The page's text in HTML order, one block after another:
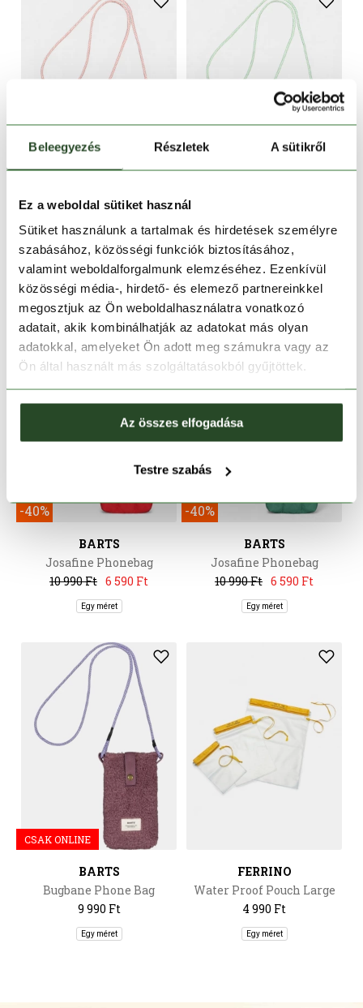
Beleegyezés Részletek A sütikről
Ez a weboldal sütiket használ
Sütiket használunk a tartalmak és hirdetések személyre
szabásához, közösségi funkciók biztosításához,
valamint weboldalforgalmunk elemzéséhez. Ezenkívül
közösségi média-, hirdető- és elemező partnereinkkel
megosztjuk az Ön weboldalhasználatra vonatkozó
adatait, akik kombinálhatják az adatokat más olyan
adatokkal, amelyeket Ön adott meg számukra vagy az
Ön által használt más szolgáltatásokból gyűjtöttek.
Az összes elfogadása
Testre szabás
CSAK ONLINE
Bugbane Phone Bag
10 990 Ft 6 590 Ft
Bugbane Phone Bag
10 990 Ft 6 590 Ft
-40%
BARTS
Josafine Phonebag
10 990 Ft 6 590 Ft
Egy méret
-40%
BARTS
Josafine Phonebag
10 990 Ft 6 590 Ft
Egy méret
CSAK ONLINE
BARTS
Bugbane Phone Bag
9 990 Ft
Egy méret
FERRINO
Water Proof Pouch Large
4 990 Ft
Egy méret